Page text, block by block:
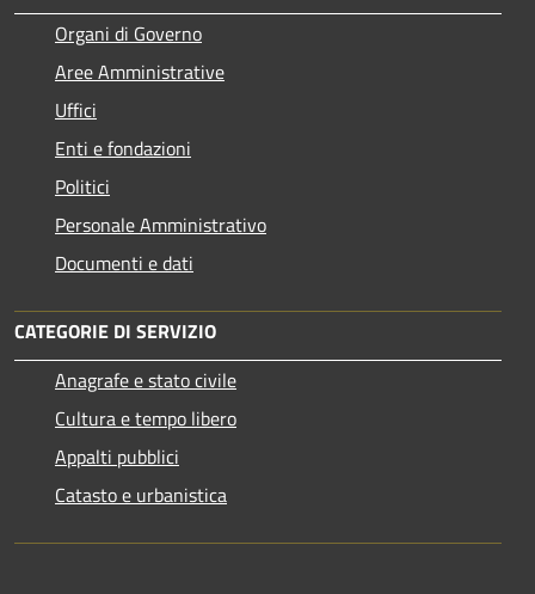
Organi di Governo
Aree Amministrative
Uffici
Enti e fondazioni
Politici
Personale Amministrativo
Documenti e dati
CATEGORIE DI SERVIZIO
Anagrafe e stato civile
Cultura e tempo libero
Appalti pubblici
Catasto e urbanistica